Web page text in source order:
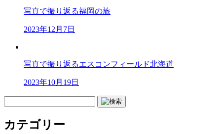
写真で振り返る福岡の旅
2023年12月7日
写真で振り返るエスコンフィールド北海道
2023年10月19日
カテゴリー